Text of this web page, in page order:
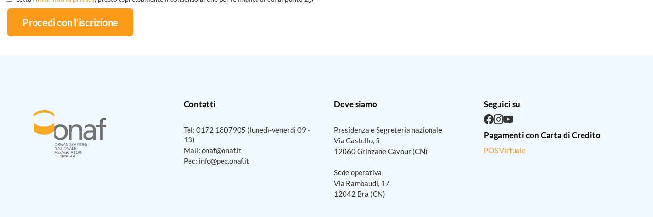
Contatti
Tel: 0172 1807905 (lunedì-venerdì 09 -
13)
Mail: onaf@onaf.it
Pec: info@pec.onaf.it
Dove siamo
Presidenza e Segreteria nazionale
Via Castello, 5
12060 Grinzane Cavour (CN)
Sede operativa
Via Rambaudi, 17
12042 Bra (CN)
Seguici su
Pagamenti con Carta di Credito
POS Virtuale